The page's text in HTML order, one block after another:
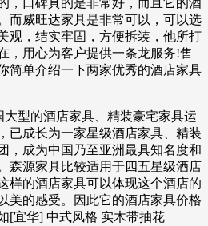
，口碑真的是非常好，而且它的酒
而威旺达家具是非常可以，可以选
观，结实牢固，方便拆装，他所打
，用心为客户提供一条龙服务!售
简单介绍一下两家优秀的酒店家具
型的酒店家具、精装豪宅家具运
已成长为一家星级酒店家具、精装
，成为中国乃至亚洲最具知名度和
森源家具比较适用于四五星级酒店
样的酒店家具可以体现这个酒店的
美的感受。因此它的酒店家具价格
[宜华] 中式风格 实木带抽花